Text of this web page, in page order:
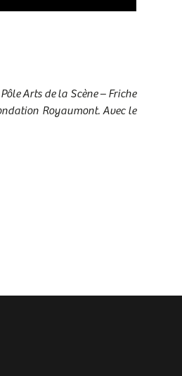
Arts de la Scène – Friche
Royaumont. Avec le